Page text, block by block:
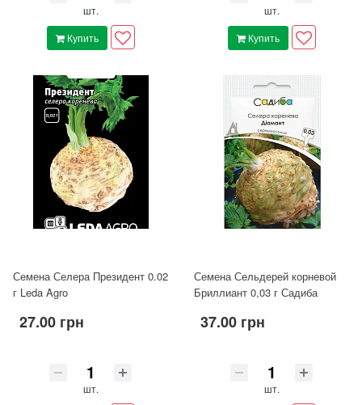
шт.
Купить
шт.
Купить
Семена Селера Президент 0.02
г Leda Agro
27.00 грн
шт.
Семена Сельдерей корневой
Бриллиант 0,03 г Садиба
37.00 грн
шт.